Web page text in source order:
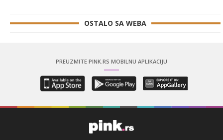
OSTALO SA WEBA
PREUZMITE PINK.RS MOBILNU APLIKACIJU